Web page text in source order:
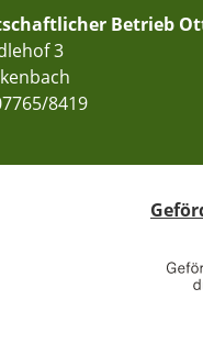
Betrieb
3
8419